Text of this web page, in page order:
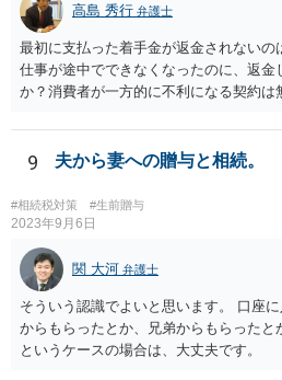
高島 秀行 弁護士
最初に支払った着手金が返金されないの
仕事が途中でできなくなったのに、返金
か？消費者が一方的に不利になる契
務があると思います。 倒れた弁護士
れた方がよいと思います。 倒れた弁
すが、 判断能力があり、復代理を倒
選任したのか 即ち、復代理人の選任
ると思います。
9 夫から妻への贈与と相続。
#相続税対策 #生前贈与
2023年9月6日
関 大河 弁護士
そういう認識でよいと思います。 口座
からもらったとか、兄弟からもらったと
というケースの場合は、大丈夫です。